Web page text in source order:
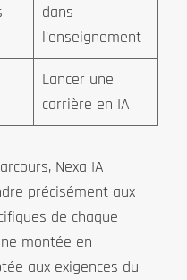
dans
l’enseignement
Lancer une
carrière en IA
Nexa IA
précisément aux
de chaque
montée en
aux exigences du